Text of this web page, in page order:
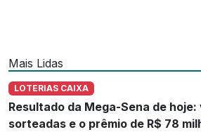
Mais Lidas
LOTERIAS CAIXA
Resultado da Mega-Sena de
sorteadas e o prêmio de R$ 78